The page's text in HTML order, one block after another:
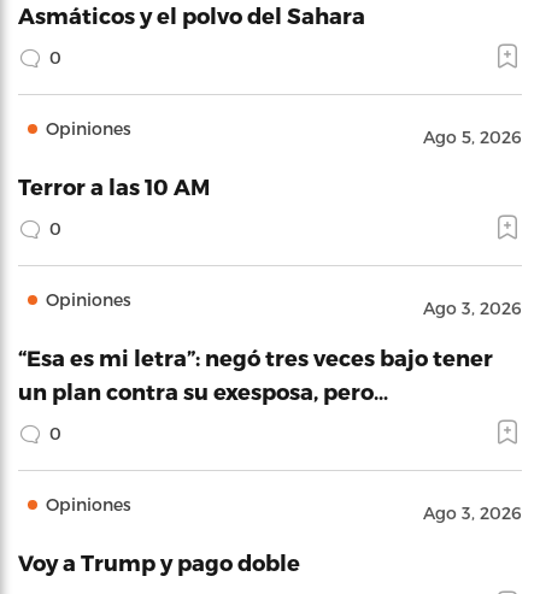
Asmáticos y el polvo del Sahara
0
Opiniones Ago 5, 2026
Terror a las 10 AM
0
Opiniones Ago 3, 2026
“Esa es mi letra”: negó tres veces bajo tener
un plan contra su exesposa, pero…
0
Opiniones Ago 3, 2026
Voy a Trump y pago doble